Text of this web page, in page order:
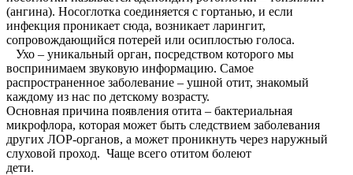
(ангина). Носоглотка соединяется с гортанью, и если
инфекция проникает сюда, возникает ларингит,
сопровождающийся потерей или осиплостью голоса.
Ухо – уникальный орган, посредством которого мы
воспринимаем звуковую информацию. Самое
распространенное заболевание – ушной отит, знакомый
каждому из нас по детскому возрасту.
Основная причина появления отита – бактериальная
микрофлора, которая может быть следствием заболевания
других ЛОР-органов, а может проникнуть через наружный
слуховой проход. Чаще всего отитом болеют
дети.